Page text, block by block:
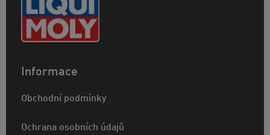
Informace
Obchodní podmínky
Ochrana osobních údajů